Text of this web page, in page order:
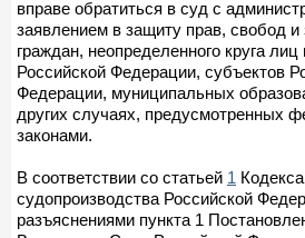
вправе обратиться в суд с
заявлением в защиту прав, свобод и
граждан, неопределенного круга
Российской Федерации, субъектов
Федерации, муниципальных
других случаях, предусмотренных
законами.
В соответствии со статьей 1
судопроизводства Российской
разъяснениями пункта 1